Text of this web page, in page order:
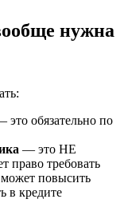
нужна
обязательно по
— это НЕ
право требовать
может повысить
в кредите